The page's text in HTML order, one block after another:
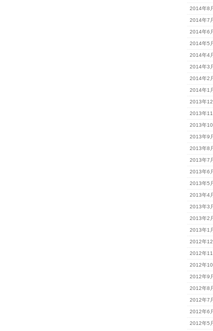
2014年8
2014年7
2014年6
2014年5
2014年4
2014年3
2014年2
2014年1
2013年12
2013年11
2013年10
2013年9
2013年8
2013年7
2013年6
2013年5
2013年4
2013年3
2013年2
2013年1
2012年12
2012年11
2012年10
2012年9
2012年8
2012年7
2012年6
2012年5